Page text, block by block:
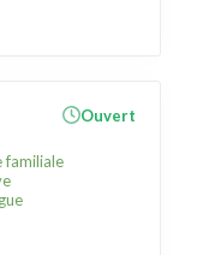
familiale
Ouvert